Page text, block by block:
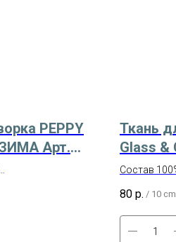
PEPPY
Арт.
см
Ткань
Glass &
71
Состав
80 р. / 10 cm